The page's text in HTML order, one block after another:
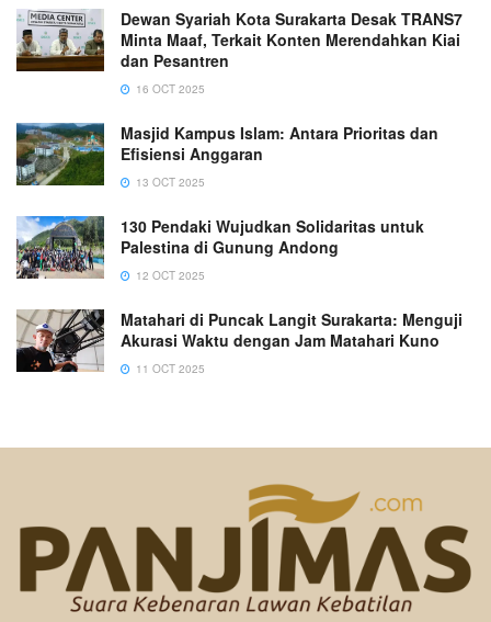
Dewan Syariah Kota Surakarta Desak TRANS7
Minta Maaf, Terkait Konten Merendahkan Kiai
dan Pesantren
16 OCT 2025
Masjid Kampus Islam: Antara Prioritas dan
Efisiensi Anggaran
13 OCT 2025
130 Pendaki Wujudkan Solidaritas untuk
Palestina di Gunung Andong
12 OCT 2025
Matahari di Puncak Langit Surakarta: Menguji
Akurasi Waktu dengan Jam Matahari Kuno
11 OCT 2025